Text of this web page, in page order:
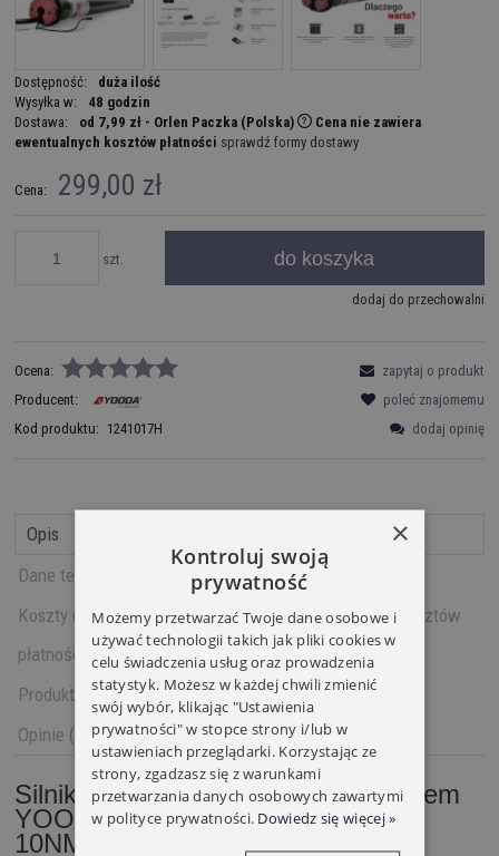
Dostępność:
duża ilość
Wysyłka w:
48 godzin
Dostawa:
od 7,99 zł - Orlen Paczka (Polska)
Cena nie zawiera
ewentualnych kosztów płatności sprawdź formy dostawy
Cena: 299,00 zł
szt. do koszyka
dodaj do przechowalni
Ocena:
Producent:
Kod produktu: 1241017H
zapytaj o produkt
poleć znajomemu
dodaj opinię
Opis
Dane techniczne
Koszty dostawy
Cena nie zawiera ewentualnych kosztów
płatności
Produkty powiązane
Opinie (1)
Silnik do rolet z wbudowanym Radiem
YOODA 35RS
10NM/14obr.Komunikacja
×
Kontroluj swoją
prywatność
Możemy przetwarzać Twoje dane osobowe i
używać technologii takich jak pliki cookies w
celu świadczenia usług oraz prowadzenia
statystyk. Możesz w każdej chwili zmienić
swój wybór, klikając "Ustawienia
prywatności" w stopce strony i/lub w
ustawieniach przeglądarki. Korzystając ze
strony, zgadzasz się z warunkami
przetwarzania danych osobowych zawartymi
w polityce prywatności. Dowiedz się więcej »